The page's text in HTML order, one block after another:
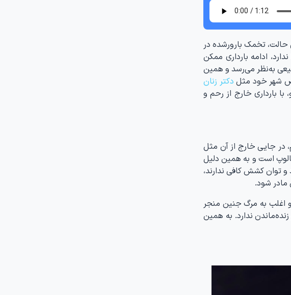
حالت، تخمک بارورشده در
ادامه بارداری ممکن
به‌نظر می‌رسد و همین
شهر خود مثل دکتر زنان
بارداری خارج از رحم و
در جایی خارج از آن مثل
است و به همین دلیل
و توان کشش کافی ندارند،
مادر شود.
اغلب به مرگ جنین منجر
ندارد. به همین